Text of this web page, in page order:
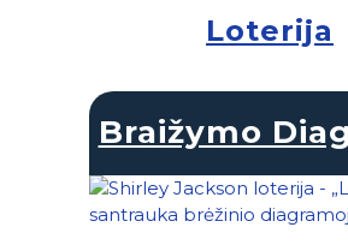
Loterija
Braižymo